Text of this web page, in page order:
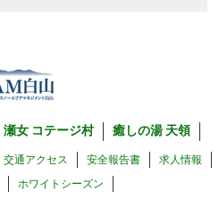
瀬女 コテージ村 癒しの湯 天領
交通アクセス 安全報告書 求人情報
ホワイトシーズン